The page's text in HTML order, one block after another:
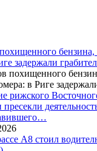
задержали
рижского
А8 стоил